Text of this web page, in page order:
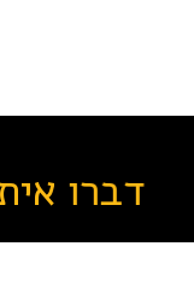
דברו